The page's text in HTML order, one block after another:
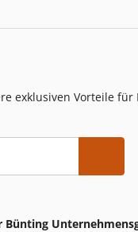
exklusiven Vorteile für
Bünting